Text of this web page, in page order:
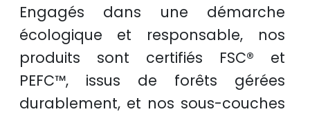
Engagés dans une démarche
écologique et responsable, nos
produits sont certifiés FSC® et
PEFC™, issus de forêts gérées
durablement, et nos sous-couches